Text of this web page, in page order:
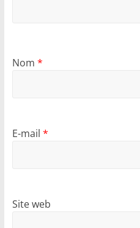
Nom *
E-mail *
Site web